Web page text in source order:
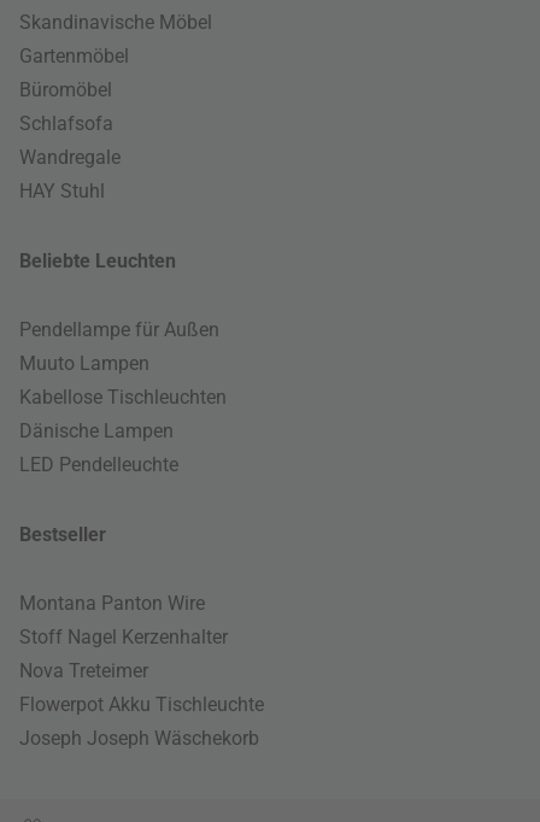
Skandinavische Möbel
Gartenmöbel
Büromöbel
Schlafsofa
Wandregale
HAY Stuhl
Beliebte Leuchten
Pendellampe für Außen
Muuto Lampen
Kabellose Tischleuchten
Dänische Lampen
LED Pendelleuchte
Bestseller
Montana Panton Wire
Stoff Nagel Kerzenhalter
Nova Treteimer
Flowerpot Akku Tischleuchte
Joseph Joseph Wäschekorb